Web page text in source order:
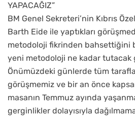
YAPACAĞIZ”
BM Genel Sekreteri’nin Kıbrıs
Barth Eide ile yaptıkları
metodoloji fikrinden bahsettiğini
yeni metodoloji ne kadar tutacak
Önümüzdeki günlerde tüm
görüşmemiz ve bir an önce
masanın Temmuz ayında
gerginlikler dolayısıyla